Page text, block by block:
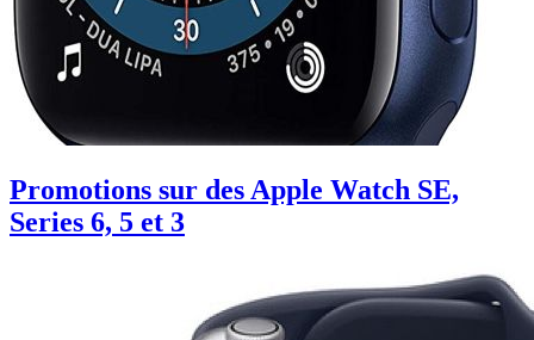
Promotions sur des Apple Watch SE,
Series 6, 5 et 3